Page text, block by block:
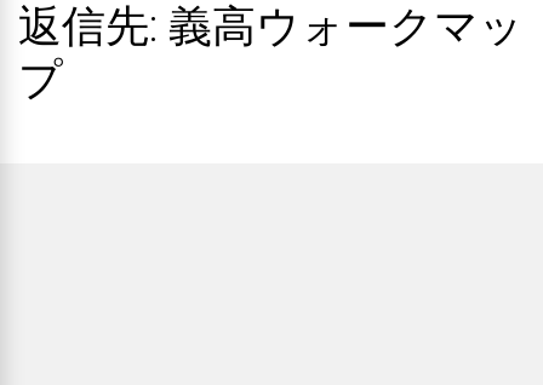
返信先: 義高ウォークマッ
プ